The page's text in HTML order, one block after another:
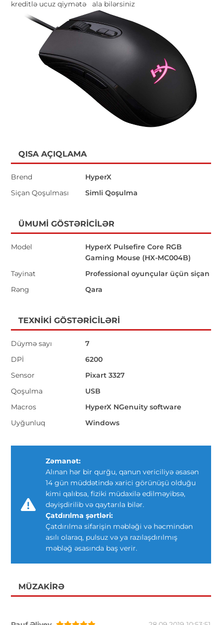
kreditlə ucuz qiymətə ala bilərsiniz
QISA AÇIQLAMA
Brend
HyperX
Siçan Qoşulması
Simli Qoşulma
ÜMUMI GÖSTƏRICILƏR
Model
HyperX Pulsefire Core RGB
Gaming Mouse (HX-MC004B)
Təyinat
Professional oyunçular üçün siçan
Rəng
Qara
TEXNIKI GÖSTƏRICILƏRI
Düymə sayı
7
DPİ
6200
Sensor
Pixart 3327
Qoşulma
USB
Macros
HyperX NGenuity software
Uyğunluq
Windows
Zəmanət:
Alınan hər bir qurğu, qanun vericiliyə əsasən
14 gün müddətində xarici görünüşü olduğu
kimi qalıbsa, fiziki müdaxilə edilməyibsə,
dəyişdirilib və qaytarıla bilər.
Çatdırılma şərtləri:
Çatdırılma sifarişin məbləği və həcmindən
asılı olaraq, pulsuz və ya razılaşdırılmış
məbləğ əsasında baş verir.
MÜZAKIRƏ